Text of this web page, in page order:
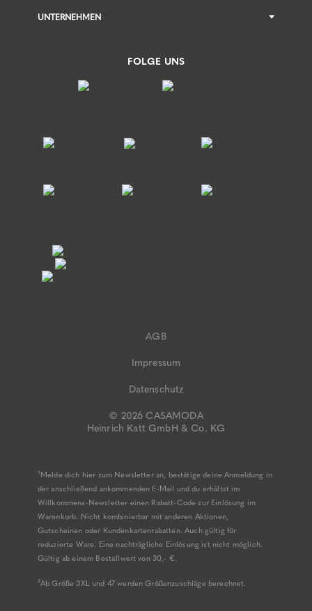
UNTERNEHMEN
FOLGE UNS
© 2026 CASAMODA
Heinrich Katt GmbH & Co. KG
AGB
Impressum
Datenschutz
¹Melde dich hier zum Newsletter an, bestätige deine Anmeldung in
der anschließend ankommenden E-Mail und du erhältst im
Willkommens-Newsletter einen Rabatt-Code zur Einlösung im
Warenkorb. Nicht kombinierbar mit anderen Aktionen,
Gutscheinen oder Kundenkartenrabatten. Auch gültig für
reduzierte Ware. Eine nachträgliche Einlösung ist nicht möglich.
Gültig ab einem Bestellwert von 30,- €.
²Ab Größe 3XL und 47 werden Größenzuschläge berechnet.